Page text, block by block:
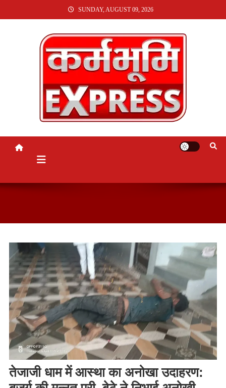
TO
SUNDAY, AUGUST 09, 2026
KARMABHUMI EXPRESS
तेजाजी धाम में आस्था का अनोखा उदाहरण: